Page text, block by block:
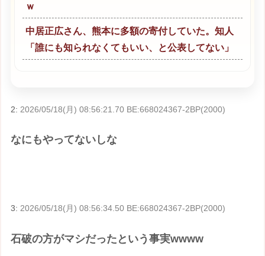
ｗ
中居正広さん、熊本に多額の寄付していた。知人
「誰にも知られなくてもいい、と公表してない」
2: 2026/05/18(月) 08:56:21.70 BE:668024367-2BP(2000)
なにもやってないしな
3:2026/05/18(月) 08:56:34.50 BE:668024367-2BP(2000)
石破の方がマシだったという事実wwww